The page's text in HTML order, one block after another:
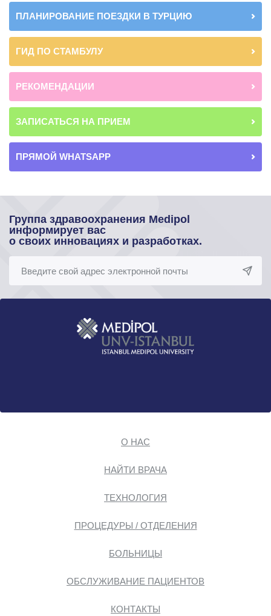
ПЛАНИРОВАНИЕ ПОЕЗДКИ В ТУРЦИЮ
ГИД ПО СТАМБУЛУ
РЕКОМЕНДАЦИИ
ЗАПИСАТЬСЯ НА ПРИЕМ
ПРЯМОЙ WHATSAPP
Группа здравоохранения Medipol
информирует вас
о своих инновациях и разработках.
О НАС
НАЙТИ ВРАЧА
ТЕХНОЛОГИЯ
ПРОЦЕДУРЫ / ОТДЕЛЕНИЯ
БОЛЬНИЦЫ
ОБСЛУЖИВАНИЕ ПАЦИЕНТОВ
КОНТАКТЫ